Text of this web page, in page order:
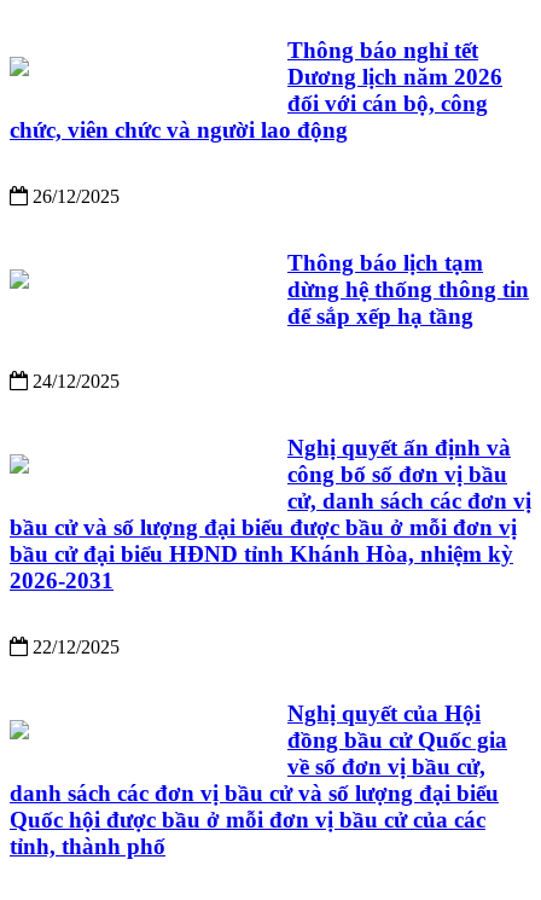
Thông báo nghỉ tết
Dương lịch năm 2026
đối với cán bộ, công
chức, viên chức và người lao động
26/12/2025
Thông báo lịch tạm
dừng hệ thống thông tin
để sắp xếp hạ tầng
24/12/2025
Nghị quyết ấn định và
công bố số đơn vị bầu
cử, danh sách các đơn vị
bầu cử và số lượng đại biểu được bầu ở mỗi đơn vị
bầu cử đại biểu HĐND tỉnh Khánh Hòa, nhiệm kỳ
2026-2031
22/12/2025
Nghị quyết của Hội
đồng bầu cử Quốc gia
về số đơn vị bầu cử,
danh sách các đơn vị bầu cử và số lượng đại biểu
Quốc hội được bầu ở mỗi đơn vị bầu cử của các
tỉnh, thành phố